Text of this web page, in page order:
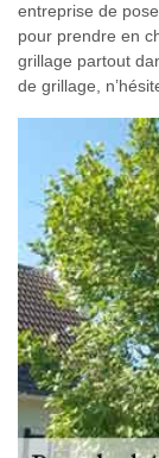
entreprise de
pour prendre en
grillage partout
de grillage,